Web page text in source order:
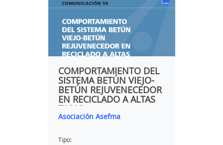
COMPORTAMIENTO DEL
SISTEMA BETÚN VIEJO-
BETÚN REJUVENECEDOR
EN RECICLADO A ALTAS
TASAS
Asociación Asefma
Tipo: